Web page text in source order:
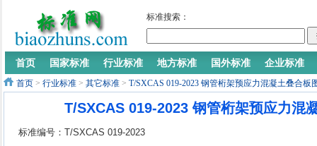
标准搜索：
首页 国家标准 行业标准 地方标准 国外标准 企业标准
首页 > 行业标准 > 其它标准 > T/SXCAS 019-2023 钢管桁架预应力混凝土叠合板
T/SXCAS 019-2023 钢管桁架预应力混
标准编号：T/SXCAS 019-2023